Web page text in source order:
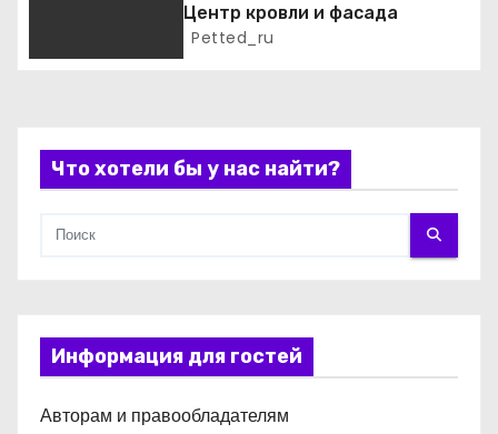
и
я
м
Центр кровли и фасада
Petted_ru
Что хотели бы у нас найти?
Информация для гостей
Авторам и правообладателям